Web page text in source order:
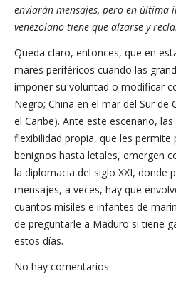
enviarán mensajes, pero en última
venezolano tiene que alzarse y
Queda claro, entonces, que en
mares periféricos cuando las
imponer su voluntad o modificar
Negro; China en el mar del Sur de
el Caribe). Ante este escenario,
flexibilidad propia, que les
benignos hasta letales, emergen
la diplomacia del siglo XXI, donde
mensajes, a veces, hay que
cuantos misiles e infantes de
de preguntarle a Maduro si tiene
estos días.
No hay comentarios